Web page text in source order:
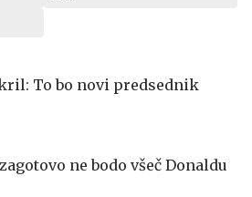
To bo novi predsednik
ne bodo všeč Donaldu